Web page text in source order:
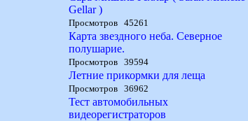
Gellar )
Просмотров 45261
Карта звездного неба. Северное
полушарие.
Просмотров 39594
Летние прикормки для леща
Просмотров 36962
Тест автомобильных
видеорегистраторов